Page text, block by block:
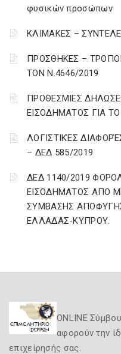
φυσικών προσώπων
ΚΛΙΜΑΚΕΣ –
ΠΡΟΣΘΗΚΕΣ –
ΤΟΝ Ν.4646/2019
ΠΡΟΘΕΣΜΙΕΣ
ΕΙΣΟΔΗΜΑΤΟΣ ΓΙΑ
ΛΟΓΙΣΤΙΚΈΣ
– ΔΕΔ 585/2019
ΔΕΔ 1140/2019
ΕΙΣΟΔΗΜΑΤΟΣ ΑΠΟ
ΣΥΜΒΑΣΗΣ
ΕΛΛΑΔΑΣ-ΚΥΠΡΟΥ.
ONLINE
αφορούν την
επιχείρησής σας.